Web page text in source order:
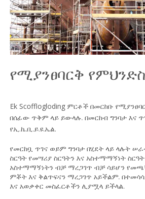
የሚያንፀባርቅ
Ek Scofflogloding ምርቶች በመርከቡ
በሰፊው ጥቅም ላይ ይውላሉ. በመርከብ ግንባታ እና
የኢ.ኬ.ቢ.ይ.ዩ.ኤል.
የመርከቧ ጥገና ወይም ግንባታ በሂደት ላይ ላሉት
ስርዓት የመሣሪያ ስርዓትን እና አስተማማኝነት
አስተማማኝነትን ብቻ ማረጋገጥ ብቻ ሳይሆን
ምቾት እና ቅልጥፍናን ማረጋገጥ አይችልም.
እና አወቃቀር መስፈርቶችን ሊያሟላ ይችላል.